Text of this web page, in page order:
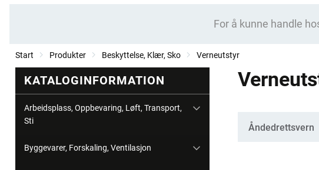
For å kunne handle
Start Produkter Beskyttelse, Klær, Sko Verneutstyr
KATALOGINFORMATION
Arbeidsplass, Oppbevaring, Løft, Transport,
Sti
Byggevarer, Forskaling, Ventilasjon
Kategorier
Åndedrettsvern